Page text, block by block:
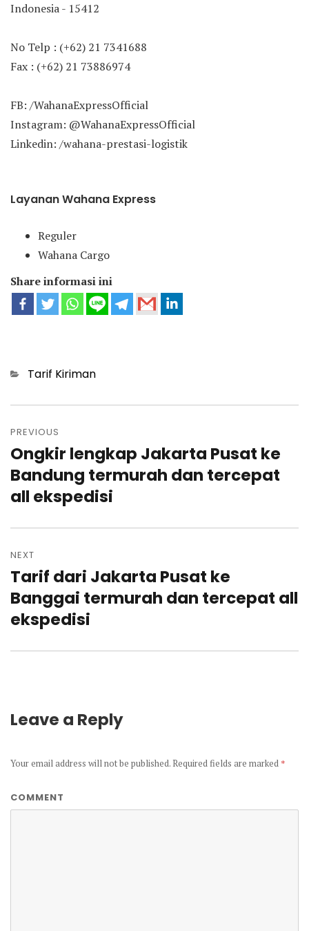
Indonesia - 15412
No Telp : (+62) 21 7341688
Fax : (+62) 21 73886974
FB: /WahanaExpressOfficial
Instagram: @WahanaExpressOfficial
Linkedin: /wahana-prestasi-logistik
Layanan Wahana Express
Reguler
Wahana Cargo
Share informasi ini
Categories
Tarif Kiriman
navigation
PREVIOUS
Previous
post:
Ongkir lengkap Jakarta Pusat ke
Bandung termurah dan tercepat
all ekspedisi
NEXT
Next
post:
Tarif dari Jakarta Pusat ke
Banggai termurah dan tercepat all
ekspedisi
Leave a Reply
Your email address will not be published. Required fields are marked *
COMMENT